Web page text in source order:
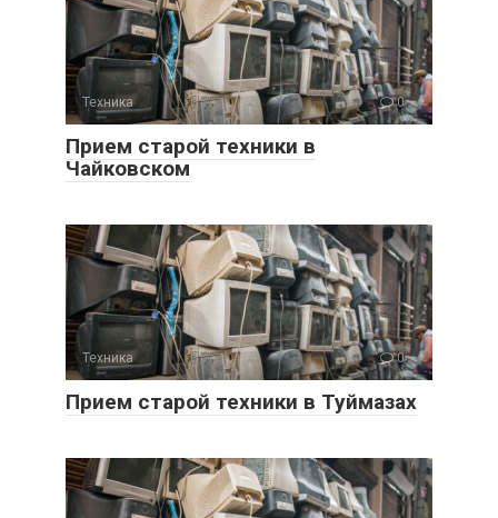
Техника 0
Прием старой техники в
Чайковском
Техника 0
Прием старой техники в Туймазах